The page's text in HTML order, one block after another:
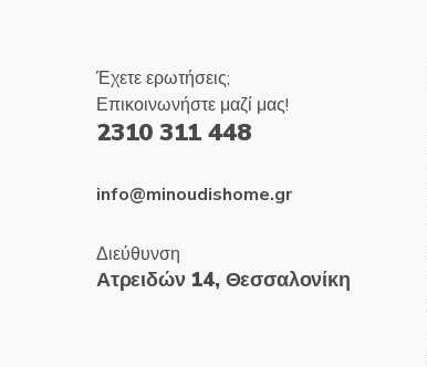
Έχετε ερωτήσεις;
Επικοινωνήστε μαζί μας!
2310 311 448
info@minoudishome.gr
Διεύθυνση
Ατρειδών 14, Θεσσαλονίκη